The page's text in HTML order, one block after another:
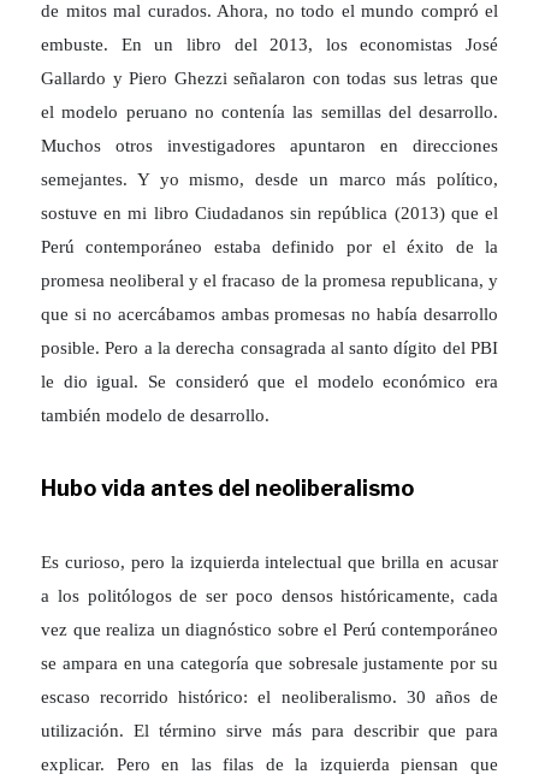
de mitos mal curados. Ahora, no todo el mundo compró el
embuste. En un libro del 2013, los economistas José
Gallardo y Piero Ghezzi señalaron con todas sus letras que
el modelo peruano no contenía las semillas del desarrollo.
Muchos otros investigadores apuntaron en direcciones
semejantes. Y yo mismo, desde un marco más político,
sostuve en mi libro Ciudadanos sin república (2013) que el
Perú contemporáneo estaba definido por el éxito de la
promesa neoliberal y el fracaso de la promesa republicana, y
que si no acercábamos ambas promesas no había desarrollo
posible. Pero a la derecha consagrada al santo dígito del PBI
le dio igual. Se consideró que el modelo económico era
también modelo de desarrollo.
Hubo vida antes del neoliberalismo
Es curioso, pero la izquierda intelectual que brilla en acusar
a los politólogos de ser poco densos históricamente, cada
vez que realiza un diagnóstico sobre el Perú contemporáneo
se ampara en una categoría que sobresale justamente por su
escaso recorrido histórico: el neoliberalismo. 30 años de
utilización. El término sirve más para describir que para
explicar. Pero en las filas de la izquierda piensan que